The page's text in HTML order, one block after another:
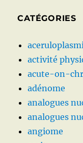
CATÉGORIES
activité
acute-on-
adénome
analogues
analogues
angiome